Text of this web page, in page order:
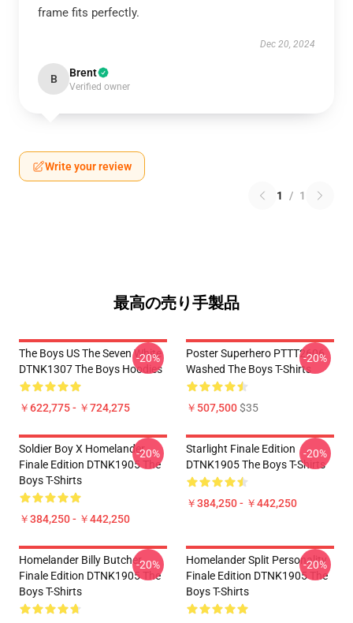
frame fits perfectly.
Dec 20, 2024
B Brent
Verified owner
Write your review
1 / 1
最高の売り手製品
The Boys US The Seven White
DTNK1307 The Boys Hoodies
￥622,775 - ￥724,275
-20%
Poster Superhero PTTT2606
Washed The Boys T-Shirts
￥507,500$35
-20%
Soldier Boy X Homelander
Finale Edition DTNK1905 The
Boys T-Shirts
￥384,250 - ￥442,250
-20%
Starlight Finale Edition
DTNK1905 The Boys T-Shirts
￥384,250 - ￥442,250
-20%
Homelander Billy Butcher
Finale Edition DTNK1905 The
Boys T-Shirts
-20%
Homelander Split Personality
Finale Edition DTNK1905 The
Boys T-Shirts
-20%